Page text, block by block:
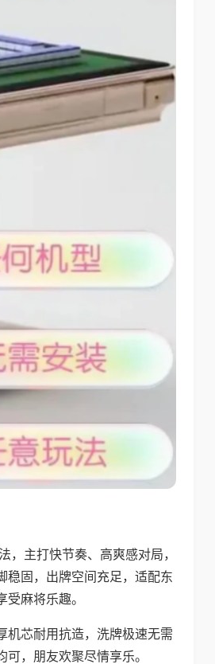
，主打快节奏、高爽感对局，
稳固，出牌空间充足，适配东
麻将乐趣。
机芯耐用抗造，洗牌极速无需
，朋友欢聚尽情享乐。